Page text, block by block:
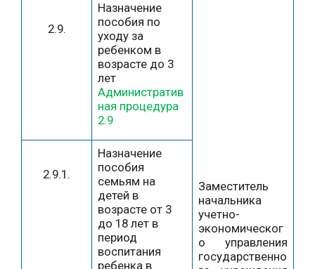
Заместитель
начальника
учетно-
экономическог
о управления
государственно
2.9.
Назначение
пособия по
уходу за
ребенком в
возрасте до 3
лет
Административ
ная процедура
2.9
2.9.1.
Назначение
пособия
семьям на
детей в
возрасте от 3
до 18 лет в
период
воспитания
ребенка в